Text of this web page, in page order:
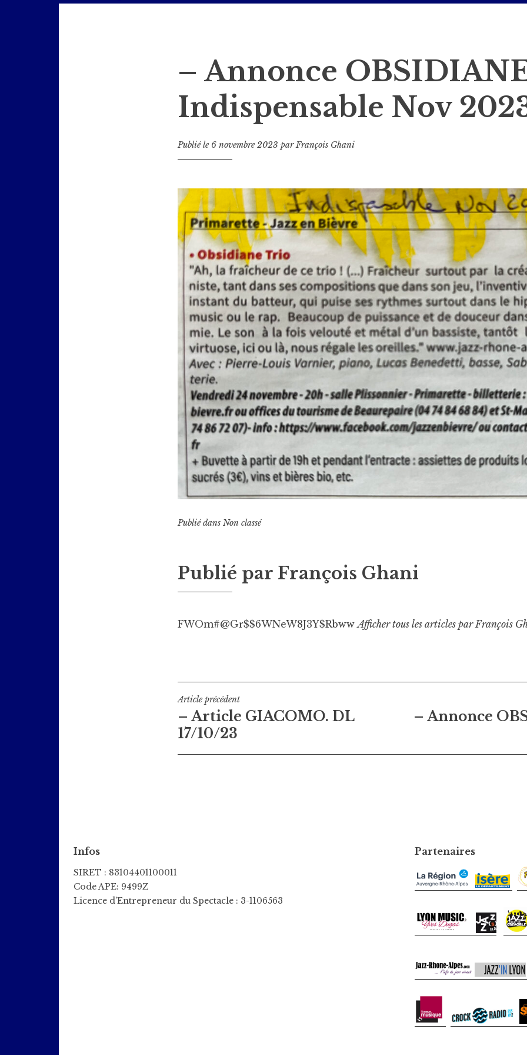
– Annonce
Indispensable Nov
Publié le 6 novembre 2023 parFrançois Ghani
Publié dansNon classé
Publié par François Ghani
FWOm#@Gr$$6WNeW8J3Y$RbwwAfficher tous les articles par François
Navigation
de
Article précédent
– Article GIACOMO. DL
17/10/23
– Annonce
Infos
SIRET : 83104401100011
Code APE: 9499Z
Licence d’Entrepreneur du Spectacle : 3-1106563
Partenaires